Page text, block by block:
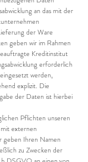
an das mit der
der Ware
geben wir im Rahmen
Kreditinstitut
erforderlich
werden,
explizit. Die
der Daten ist hierbei
Pflichten unseren
externen
geben Ihren Namen
zu Zwecken der